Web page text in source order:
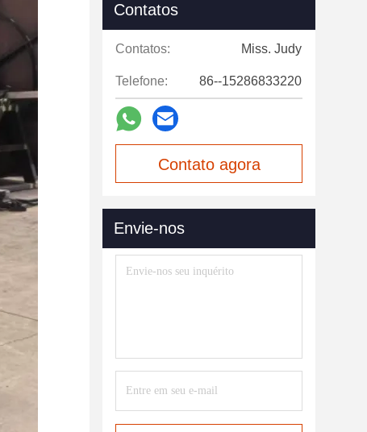
Contatos
Contatos: Miss. Judy
Telefone: 86--15286833220
Contato agora
Envie-nos